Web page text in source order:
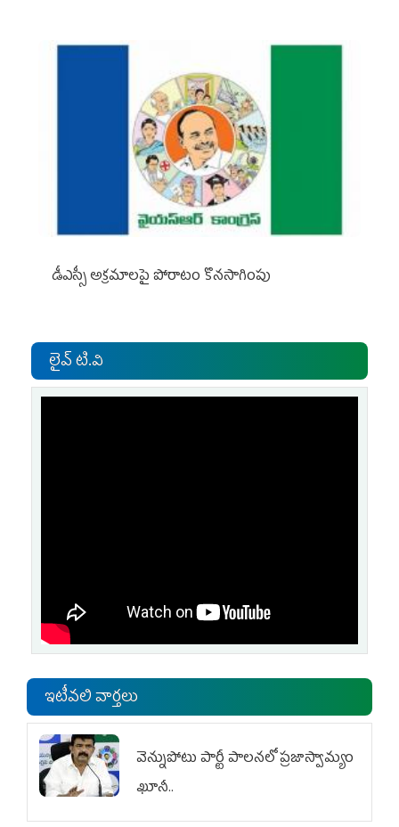
డీఎస్సీ అక్రమాలపై పోరాటం కొనసాగింపు
లైవ్ టి.వి
ఇటీవలి వార్తలు
వెన్నుపోటు పార్టీ పాలనలో ప్రజాస్వామ్యం
ఖూనీ..